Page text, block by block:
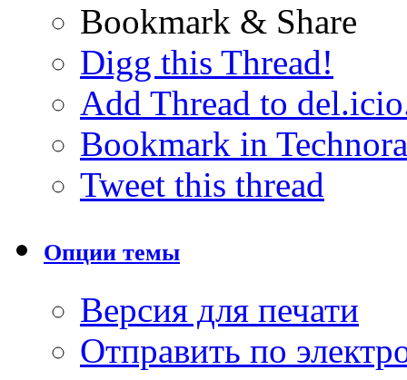
Bookmark & Share
Digg this Thread!
Add Thread to
Bookmark in
Tweet this thread
Опции темы
Версия для печати
Отправить по